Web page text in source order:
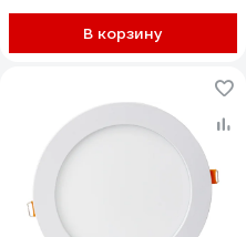
В корзину